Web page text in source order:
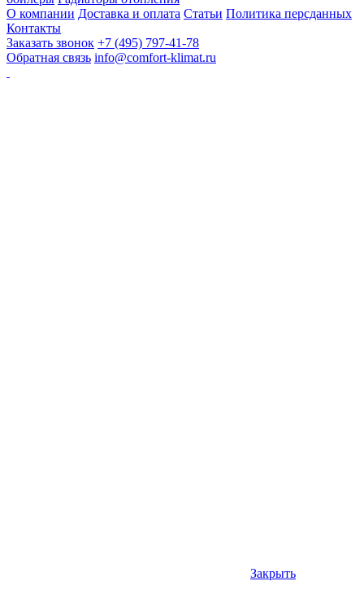
О компании Доставка и оплата Статьи Политика персданных
Контакты
Заказать звонок +7 (495) 797-41-78
Обратная связь info@comfort-klimat.ru
Закрыть